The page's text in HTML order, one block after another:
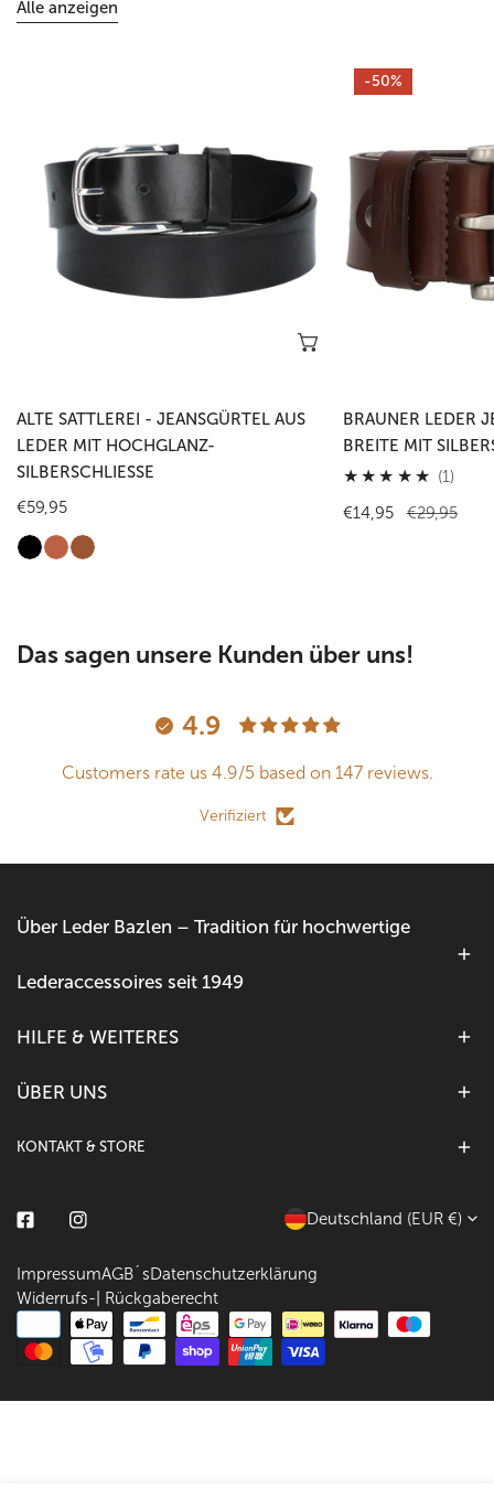
Alle anzeigen
Jeansgürtel
Leder
Hochglanz-
Silberschließe
ALTE SATTLEREI - JEANSGÜRTEL AUS
LEDER MIT HOCHGLANZ-
SILBERSCHLIESSE
Regulärer
Preis
€59,95
Brauner
Leder
4cm
Breite
mit
Silberschließe
-50%
BRAUNER LEDER
BREITE MIT
(1)1
Verkaufspreis
€14,95
Regulärer€29,95
Das sagen unsere Kunden über uns!
4.9
Customers rate us 4.9/5 based on 147 reviews.
Verifiziert
Über Leder Bazlen – Tradition für hochwertige
Lederaccessoires seit 1949
HILFE & WEITERES
ÜBER UNS
KONTAKT & STORE
L
n
d
/
R
Deutschland (EUR €)
ImpressumAGB´sDatenschutzerklärung
Widerrufs-| Rückgaberecht
Zahlungsarten